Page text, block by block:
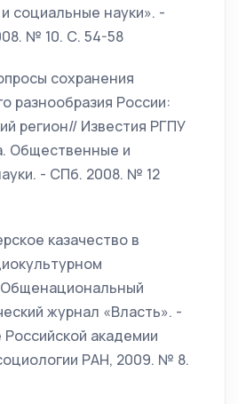
социальные науки». -
№ 10. С. 54-58
сохранения
разнообразия России:
регион// Известия РГПУ
Общественные и
- СПб. 2008. № 12
казачество в
журнал «Власть». -
академии
РАН, 2009. № 8.